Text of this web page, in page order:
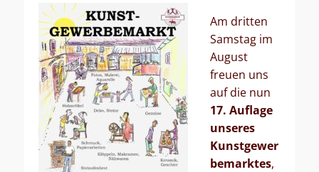
Am dritten
Samstag im
August
freuen uns
auf die nun
17. Auflage
unseres
Kunstgewer
bemarktes,